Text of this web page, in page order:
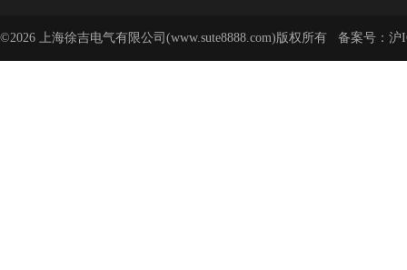
©2026 上海徐吉电气有限公司(www.sute8888.com)版权所有 备案号： 沪